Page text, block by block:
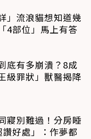
」流浪貓想知道幾
4部位」馬上有答
底有多崩潰？8成
級罪狀」獸醫揭降
寢別難過！分房睡
好處」：作夢都